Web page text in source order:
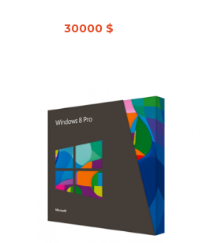
30000 $